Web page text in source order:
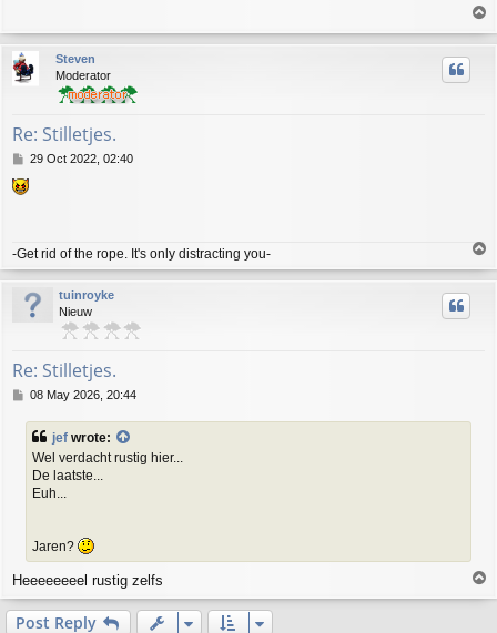
o
p
Steven
Moderator
Re: Stilletjes.
P
s
29 Oct 2022, 02:40
-Get rid of the rope. It's only distracting you-
o
p
tuinroyke
Nieuw
Re: Stilletjes.
P
s
08 May 2026, 20:44
jef wrote:
Wel verdacht rustig hier...
De laatste...
Euh...
Jaren?
Heeeeeeeel rustig zelfs
o
Post Reply